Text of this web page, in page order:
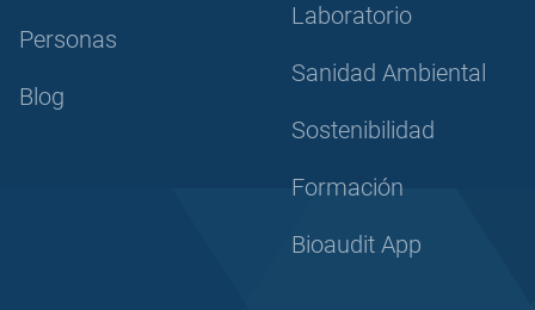
Personas
Blog
Laboratorio
Sanidad Ambiental
Sostenibilidad
Formación
Bioaudit App